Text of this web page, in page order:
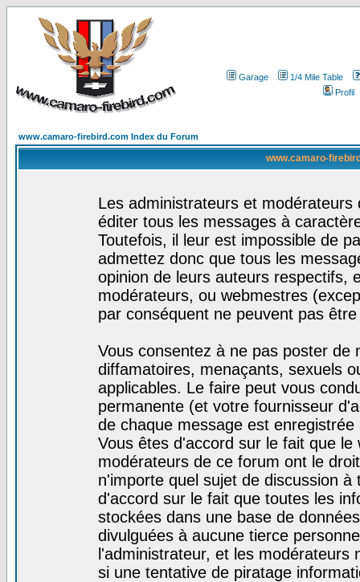
Garage
1/4 Mile Table
Profil
www.camaro-firebird.com Index du Forum
www.camaro-
Les administrateurs et
éditer tous les messages à
Toutefois, il leur est impossible de
admettez donc que tous les
opinion de leurs auteurs respectifs,
modérateurs, ou webmestres
par conséquent ne peuvent pas
Vous consentez à ne pas poster de
diffamatoires, menaçants, sexuels
applicables. Le faire peut vous
permanente (et votre fournisseur
de chaque message est
Vous êtes d'accord sur le fait que
modérateurs de ce forum ont le
n'importe quel sujet de discussion
d'accord sur le fait que toutes les
stockées dans une base de
divulguées à aucune tierce
l'administrateur, et les
si une tentative de piratage